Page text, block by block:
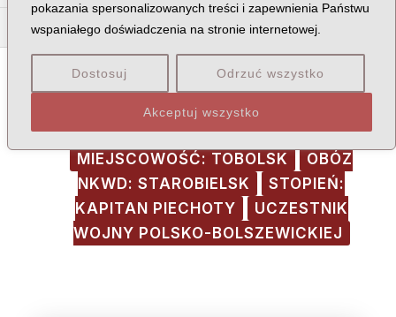
pokazania spersonalizowanych treści i zapewnienia Państwu
wspaniałego doświadczenia na stronie internetowej.
Dostosuj Odrzuć wszystko
Akceptuj wszystko
Ma Me Mi Mł Mn Mó Mr Mu
MIEJSCE ŚMIERCI: CHARKÓW
MIEJSCOWOŚĆ: TOBOLSK
OBÓZ
NKWD: STAROBIELSK
STOPIEŃ:
KAPITAN PIECHOTY
UCZESTNIK
WOJNY POLSKO-BOLSZEWICKIEJ